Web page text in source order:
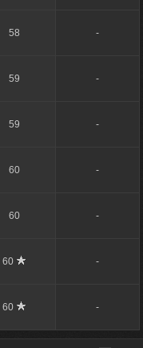
58 -
59 -
59 -
60 -
60 -
60 -
60 -